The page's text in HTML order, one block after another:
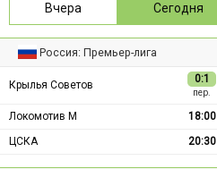
Вчера Сегодня
Россия: Премьер-лига
Крылья Советов 0:1
пер.
Локомотив М 18:00
ЦСКА
20:30